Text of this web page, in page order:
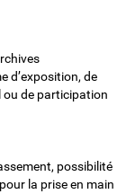
d’exposition, de
ou de participation
possibilité
la prise en main